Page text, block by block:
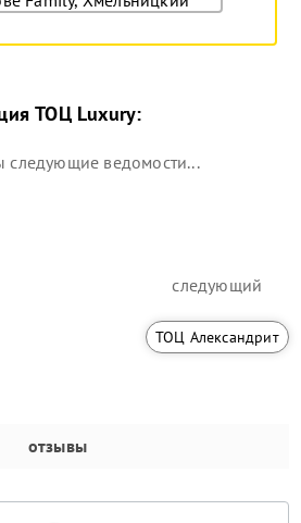
ТОЦ Luxury:
следующие ведомости...
следующий
ТОЦ Александрит
отзывы